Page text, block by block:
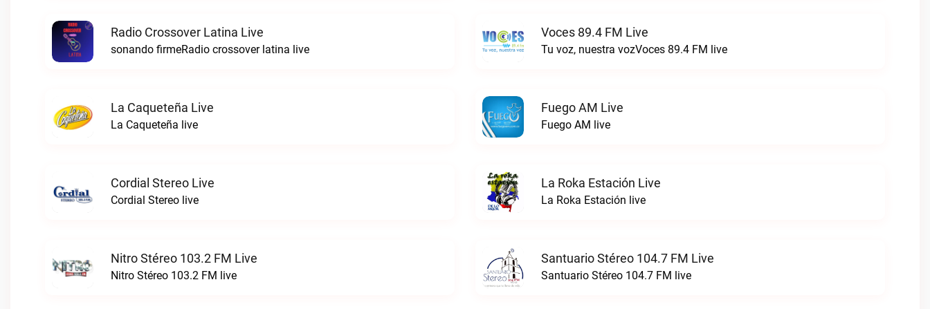
Radio Crossover Latina Live
sonando firmeRadio crossover latina live
Voces 89.4 FM Live
Tu voz, nuestra vozVoces 89.4 FM live
La Caqueteña Live
La Caqueteña live
Fuego AM Live
Fuego AM live
Cordial Stereo Live
Cordial Stereo live
La Roka Estación Live
La Roka Estación live
Nitro Stéreo 103.2 FM Live
Nitro Stéreo 103.2 FM live
Santuario Stéreo 104.7 FM Live
Santuario Stéreo 104.7 FM live